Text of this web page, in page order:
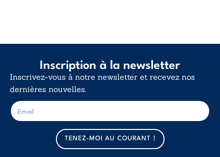
Inscription à la newsletter
Inscrivez-vous à notre newsletter et recevez nos
dernières nouvelles.
m
a
i
l
E
-
m
TENEZ-MOI AU COURANT !